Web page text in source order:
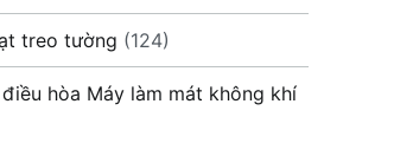
treo tường (124)
hòa Máy làm mát không khí